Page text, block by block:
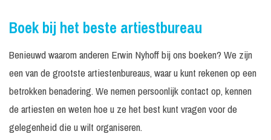
Boek bij het beste artiestbureau
Benieuwd waarom anderen Erwin Nyhoff bij ons boeken? We zijn
een van de grootste artiestenbureaus, waar u kunt rekenen op een
betrokken benadering. We nemen persoonlijk contact op, kennen
de artiesten en weten hoe u ze het best kunt vragen voor de
gelegenheid die u wilt organiseren.